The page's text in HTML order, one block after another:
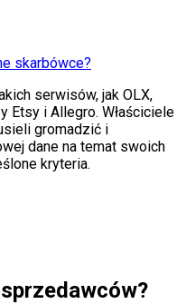
skarbówce?
serwisów, jak OLX,
Etsy i Allegro. Właściciele
gromadzić i
dane na temat swoich
kryteria.